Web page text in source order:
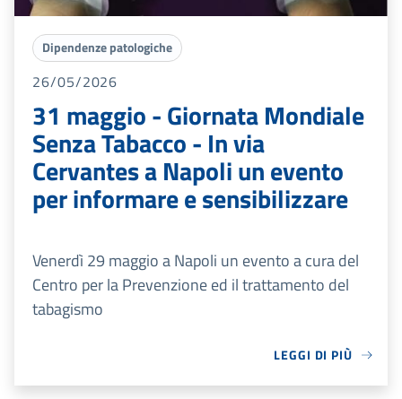
Dipendenze patologiche
26/05/2026
31 maggio - Giornata Mondiale
Senza Tabacco - In via
Cervantes a Napoli un evento
per informare e sensibilizzare
Venerdì 29 maggio a Napoli un evento a cura del
Centro per la Prevenzione ed il trattamento del
tabagismo
LEGGI DI PIÙ